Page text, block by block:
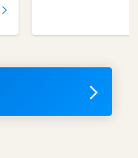
タレントマ
OKRツール